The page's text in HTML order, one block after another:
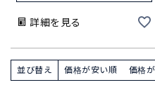
詳細を見る
並び替え 価格が安い順 価格